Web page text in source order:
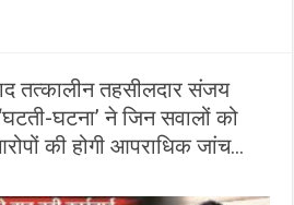
तत्कालीन तहसीलदार संजय
घटना’ ने जिन सवालों को
की होगी आपराधिक जांच…